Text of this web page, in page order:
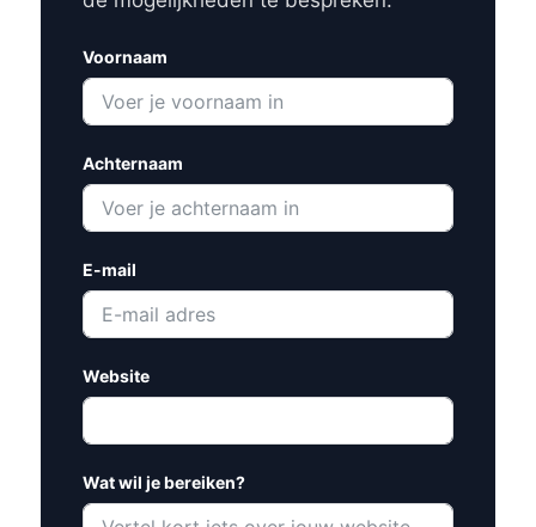
Voornaam
Achternaam
E-mail
Website
Wat wil je bereiken?